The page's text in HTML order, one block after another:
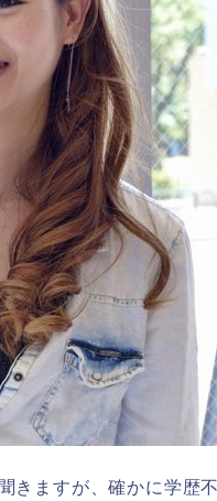
きますが、確かに学歴